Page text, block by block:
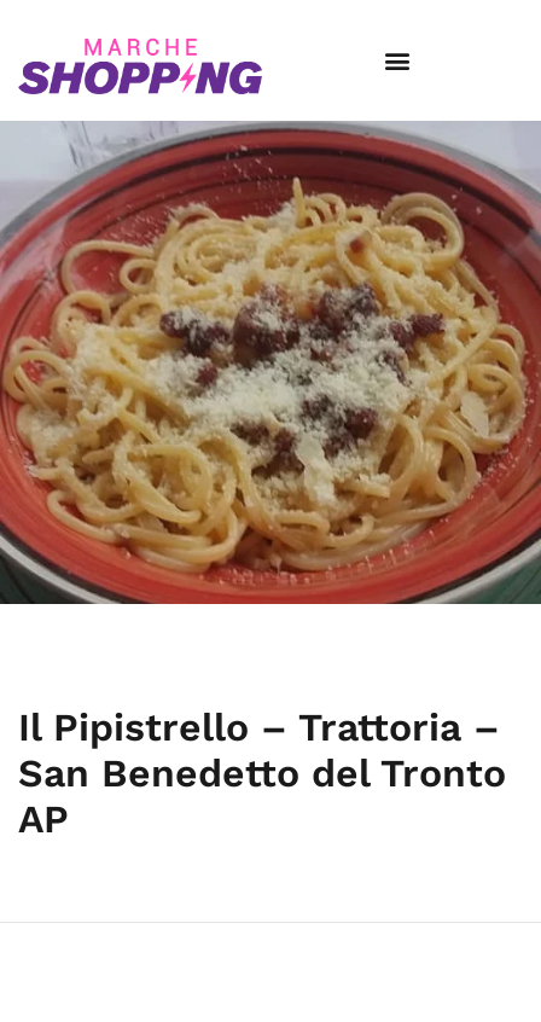
Il Pipistrello – Trattoria –
San Benedetto del Tronto
AP